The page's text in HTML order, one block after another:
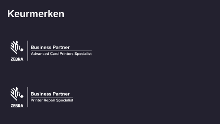
Keurmerken